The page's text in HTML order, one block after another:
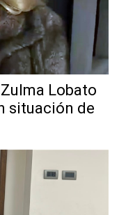
Lobato
situación de